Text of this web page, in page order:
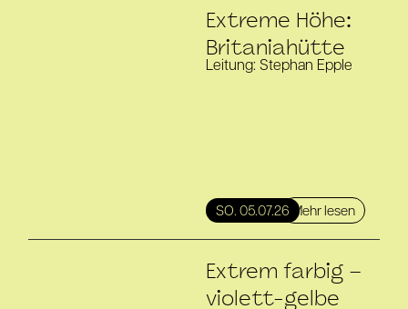
Extreme Höhe:
Britaniahütte
Leitung: Stephan Epple
Mehr lesen
SO. 05.07.26
Extrem farbig –
violett-gelbe